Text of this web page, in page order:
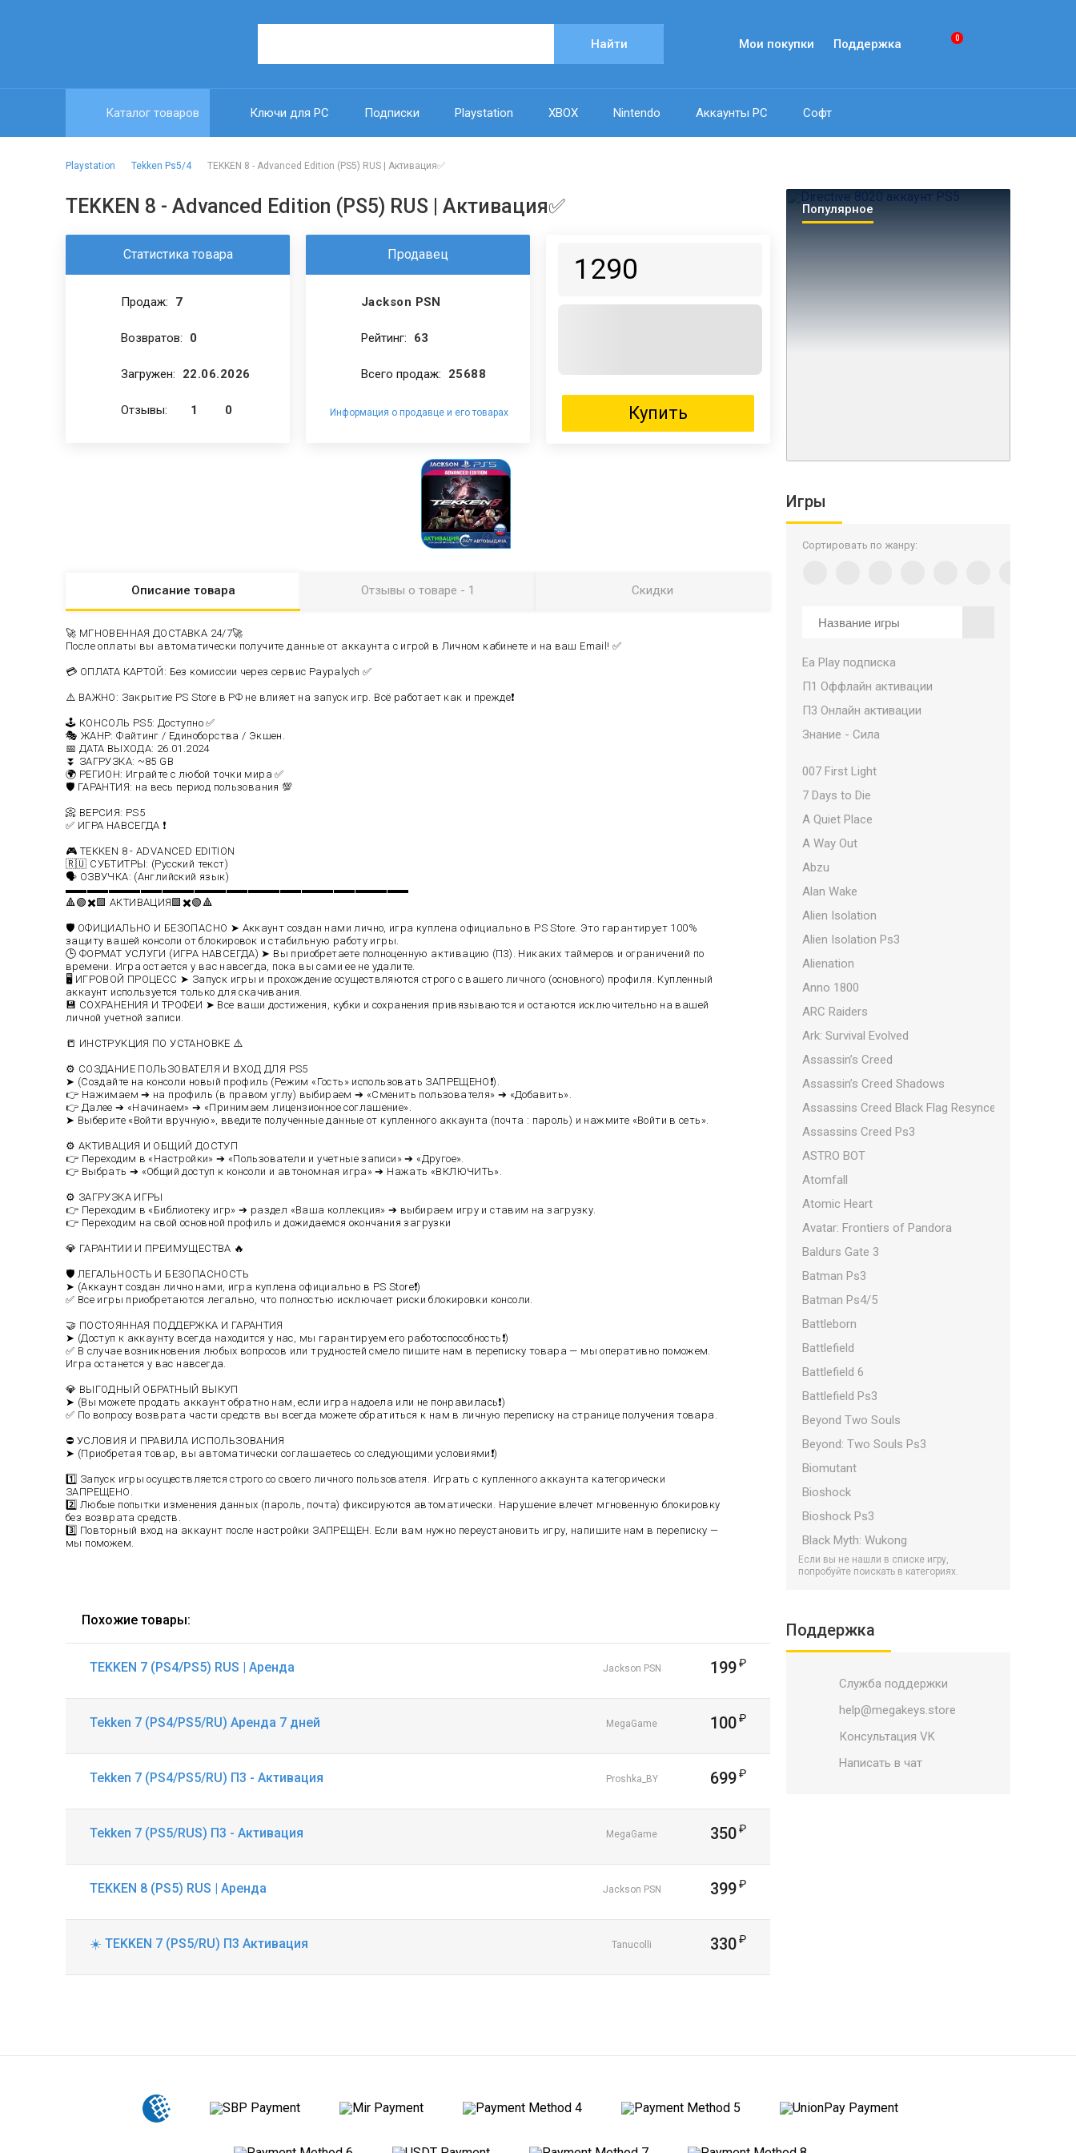
Найти Мои покупки Поддержка 0
Каталог товаров Ключи для PC Подписки Playstation XBOX Nintendo Аккаунты PC Софт
Популярное
Игры
Сортировать по жанру:
Ea Play подписка
П1 Оффлайн активации
П3 Онлайн активации
Знание - Сила
007 First Light
7 Days to Die
A Quiet Place
A Way Out
Abzu
Alan Wake
Alien Isolation
Alien Isolation Ps3
Alienation
Anno 1800
ARC Raiders
Ark: Survival Evolved
Assassin’s Creed
Assassin’s Creed Shadows
Assassins Creed Black Flag Resynced
Assassins Creed Ps3
ASTRO BOT
Atomfall
Atomic Heart
Avatar: Frontiers of Pandora
Baldurs Gate 3
Batman Ps3
Batman Ps4/5
Battleborn
Battlefield
Battlefield 6
Battlefield Ps3
Beyond Two Souls
Beyond: Two Souls Ps3
Biomutant
Bioshock
Bioshock Ps3
Black Myth: Wukong
Bloodborne
Borderlands Ps3
Call of Duty Ps3
Call of Duty PS5/PS4
Call of Duty: Black Ops 7
Catalyst
Days Gone (Жизнь После)
Если вы не нашли в списке игру,
попробуйте поискать в категориях.
Поддержка
Служба поддержки
help@megakeys.store
Консультация VK
Написать в чат
Playstation Tekken Ps5/4 TEKKEN 8 - Advanced Edition (PS5) RUS | Активация✅
TEKKEN 8 - Advanced Edition (PS5) RUS | Активация✅
Статистика товара
Продаж: 7
Возвратов: 0
Загружен: 22.06.2026
Отзывы: 1 0
Продавец
Jackson PSN
Рейтинг: 63
Всего продаж: 25688
Информация о продавце и его товарах
1290
Купить
Описание товара Отзывы о товаре - 1 Скидки
🚀 МГНОВЕННАЯ ДОСТАВКА 24/7🚀
После оплаты вы автоматически получите данные от аккаунта с игрой в Личном кабинете и на ваш Email! ✅
💳 ОПЛАТА КАРТОЙ: Без комиссии через сервис Paypalych ✅
⚠️ ВАЖНО: Закрытие PS Store в РФ не влияет на запуск игр. Всё работает как и прежде❗️
🕹️ КОНСОЛЬ PS5: Доступно ✅
🎭 ЖАНР: Файтинг / Единоборства / Экшен.
📅 ДАТА ВЫХОДА: 26.01.2024
⏬ ЗАГРУЗКА: ~85 GB
🌍 РЕГИОН: Играйте с любой точки мира ✅
🛡️ ГАРАНТИЯ: на весь период пользования 💯
📀 ВЕРСИЯ: PS5
✅ ИГРА НАВСЕГДА ❗️
🎮 TEKKEN 8 - ADVANCED EDITION
🇷🇺 СУБТИТРЫ: (Русский текст)
🗣️ ОЗВУЧКА: (Английский язык)
▬▬▬▬▬▬▬▬▬▬▬▬▬▬▬▬▬▬▬▬▬▬▬▬▬▬▬▬▬▬▬▬
🔺🟢✖️🟪 АКТИВАЦИЯ🟪✖️🟢🔺
🛡️ ОФИЦИАЛЬНО И БЕЗОПАСНО ➤ Аккаунт создан нами лично, игра куплена официально в PS Store. Это гарантирует 100%
защиту вашей консоли от блокировок и стабильную работу игры.
🕒 ФОРМАТ УСЛУГИ (ИГРА НАВСЕГДА) ➤ Вы приобретаете полноценную активацию (П3). Никаких таймеров и ограничений по
времени. Игра остается у вас навсегда, пока вы сами ее не удалите.
🖥️ ИГРОВОЙ ПРОЦЕСС ➤ Запуск игры и прохождение осуществляются строго с вашего личного (основного) профиля. Купленный
аккаунт используется только для скачивания.
💾 СОХРАНЕНИЯ И ТРОФЕИ ➤ Все ваши достижения, кубки и сохранения привязываются и остаются исключительно на вашей
личной учетной записи.
📒 ИНСТРУКЦИЯ ПО УСТАНОВКЕ ⚠️
⚙️ СОЗДАНИЕ ПОЛЬЗОВАТЕЛЯ И ВХОД ДЛЯ PS5
➤ (Создайте на консоли новый профиль (Режим «Гость» использовать ЗАПРЕЩЕНО❗️).
👉 Нажимаем ➔ на профиль (в правом углу) выбираем ➔ «Сменить пользователя» ➔ «Добавить».
👉 Далее ➔ «Начинаем» ➔ «Принимаем лицензионное соглашение».
➤ Выберите «Войти вручную», введите полученные данные от купленного аккаунта (почта : пароль) и нажмите «Войти в сеть».
⚙️ АКТИВАЦИЯ И ОБЩИЙ ДОСТУП
👉 Переходим в «Настройки» ➔ «Пользователи и учетные записи» ➔ «Другое».
👉 Выбрать ➔ «Общий доступ к консоли и автономная игра» ➔ Нажать «ВКЛЮЧИТЬ».
⚙️ ЗАГРУЗКА ИГРЫ
👉 Переходим в «Библиотеку игр» ➔ раздел «Ваша коллекция» ➔ выбираем игру и ставим на загрузку.
👉 Переходим на свой основной профиль и дожидаемся окончания загрузки
💎 ГАРАНТИИ И ПРЕИМУЩЕСТВА 🔥
🛡️ ЛЕГАЛЬНОСТЬ И БЕЗОПАСНОСТЬ
➤ (Аккаунт создан лично нами, игра куплена официально в PS Store❗️)
✅ Все игры приобретаются легально, что полностью исключает риски блокировки консоли.
🤝 ПОСТОЯННАЯ ПОДДЕРЖКА И ГАРАНТИЯ
➤ (Доступ к аккаунту всегда находится у нас, мы гарантируем его работоспособность❗️)
✅ В случае возникновения любых вопросов или трудностей смело пишите нам в переписку товара — мы оперативно поможем.
Игра останется у вас навсегда.
💎 ВЫГОДНЫЙ ОБРАТНЫЙ ВЫКУП
➤ (Вы можете продать аккаунт обратно нам, если игра надоела или не понравилась❗️)
✅ По вопросу возврата части средств вы всегда можете обратиться к нам в личную переписку на странице получения товара.
⛔ УСЛОВИЯ И ПРАВИЛА ИСПОЛЬЗОВАНИЯ
➤ (Приобретая товар, вы автоматически соглашаетесь со следующими условиями❗️)
1️⃣ Запуск игры осуществляется строго со своего личного пользователя. Играть с купленного аккаунта категорически
ЗАПРЕЩЕНО.
2️⃣ Любые попытки изменения данных (пароль, почта) фиксируются автоматически. Нарушение влечет мгновенную блокировку
без возврата средств.
3️⃣ Повторный вход на аккаунт после настройки ЗАПРЕЩЕН. Если вам нужно переустановить игру, напишите нам в переписку —
мы поможем.
Похожие товары:
TEKKEN 7 (PS4/PS5) RUS | Аренда Jackson PSN 199
Tekken 7 (PS4/PS5/RU) Аренда 7 дней MegaGame 100
Tekken 7 (PS4/PS5/RU) П3 - Активация Proshka_BY 699
Tekken 7 (PS5/RUS) П3 - Активация MegaGame 350
TEKKEN 8 (PS5) RUS | Аренда Jackson PSN 399
☀️ TEKKEN 7 (PS5/RU) П3 Активация Tanucolli 330